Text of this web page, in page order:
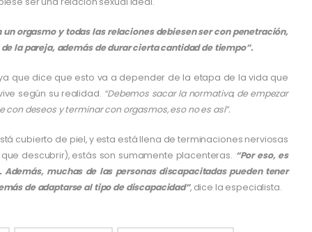
orgasmo y todas las relaciones debiesen ser con penetración,
la pareja, además de durar cierta cantidad de tiempo”.
que dice que esto va a depender de la etapa de la vida que
según su realidad. “Debemos sacar la normativa, de empezar
deseos y terminar con orgasmos, eso no es así”.
cubierto de piel, y esta está llena de terminaciones nerviosas
descubrir), estás son sumamente placenteras. “Por eso, es
muchas de las personas discapacitadas pueden tener
de adaptarse al tipo de discapacidad”, dice la especialista.